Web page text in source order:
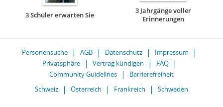
3 Schüler erwarten Sie
3 Jahrgänge voller
Erinnerungen
Personensuche AGB Datenschutz
Impressum
Privatsphäre
Vertrag kündigen
FAQ
Community Guidelines
Barrierefreiheit
Schweiz
Österreich Frankreich Schweden